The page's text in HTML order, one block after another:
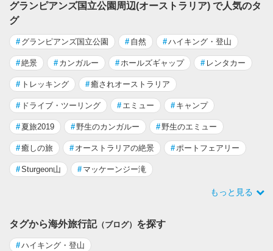
グランピアンズ国立公園周辺(オーストラリア) で人気のタ
グ
# グランピアンズ国立公園 # 自然 #ハイキング・登山
#絶景 # カンガルー #ホールズギャップ # レンタカー
# トレッキング #癒されオーストラリア
# ドライブ・ツーリング # エミュー # キャンプ
# 夏旅2019 #野生のカンガルー #野生のエミュー
#癒しの旅 # オーストラリアの絶景 #ポートフェアリー
#Sturgeon山 # マッケーンジー滝
もっと見る
タグから海外旅行記（ブログ） を探す
#ハイキング・登山